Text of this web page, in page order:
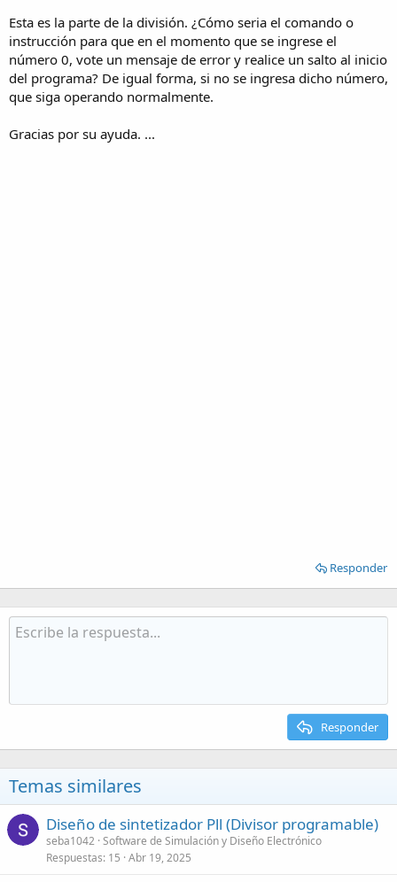
Esta es la parte de la división. ¿Cómo seria el comando o
instrucción para que en el momento que se ingrese el
número 0, vote un mensaje de error y realice un salto al inicio
del programa? De igual forma, si no se ingresa dicho número,
que siga operando normalmente.
Gracias por su ayuda. ...
Responder
Responder
Temas similares
Diseño de sintetizador Pll (Divisor programable)
seba1042 Software de Simulación y Diseño Electrónico
Respuestas 15 Abr 19, 2025